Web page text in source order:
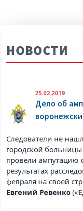
НОВОСТИ
25.02.2019
Дело об
Следователи не
городской
провели
результатах
февраля на своей
Евгений Ревенко